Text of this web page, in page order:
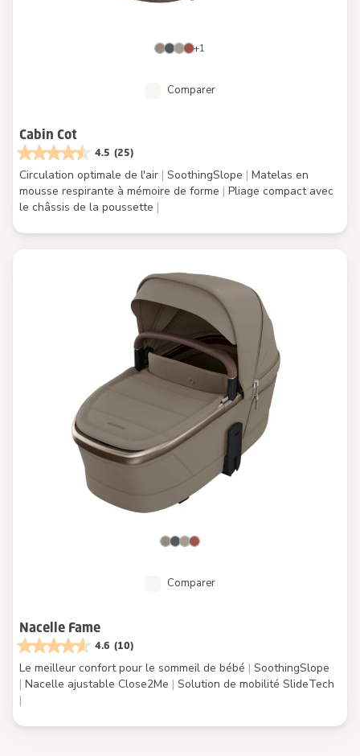
+1
Comparer
Cabin Cot
4.5 (25)
Circulation optimale de l'air | SoothingSlope | Matelas en
mousse respirante à mémoire de forme | Pliage compact avec
le châssis de la poussette |
Comparer
Nacelle Fame
4.6 (10)
Le meilleur confort pour le sommeil de bébé | SoothingSlope
| Nacelle ajustable Close2Me | Solution de mobilité SlideTech
|